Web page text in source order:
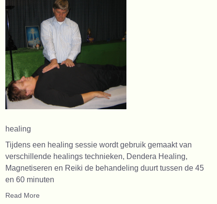
healing
Tijdens een healing sessie wordt gebruik gemaakt van
verschillende healings technieken, Dendera Healing,
Magnetiseren en Reiki de behandeling duurt tussen de 45
en 60 minuten
Read More